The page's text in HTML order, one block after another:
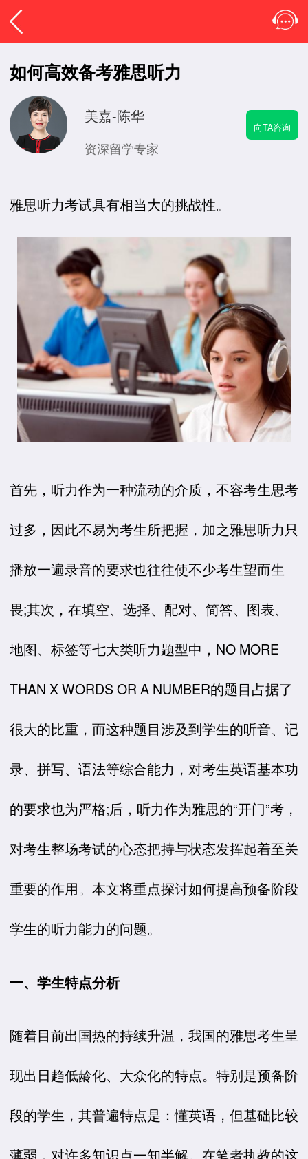
如何高效备考雅思听力
美嘉-陈华
资深留学专家
向TA咨询
雅思听力考试具有相当大的挑战性。
首先，听力作为一种流动的介质，不容考生思考
过多，因此不易为考生所把握，加之雅思听力只
播放一遍录音的要求也往往使不少考生望而生
畏;其次，在填空、选择、配对、简答、图表、
地图、标签等七大类听力题型中，NO MORE
THAN X WORDS OR A NUMBER的题目占据了
很大的比重，而这种题目涉及到学生的听音、记
录、拼写、语法等综合能力，对考生英语基本功
的要求也为严格;后，听力作为雅思的“开门”考，
对考生整场考试的心态把持与状态发挥起着至关
重要的作用。本文将重点探讨如何提高预备阶段
学生的听力能力的问题。
一、学生特点分析
随着目前出国热的持续升温，我国的雅思考生呈
现出日趋低龄化、大众化的特点。特别是预备阶
段的学生，其普遍特点是：懂英语，但基础比较
薄弱，对许多知识点一知半解。在笔者执教的这